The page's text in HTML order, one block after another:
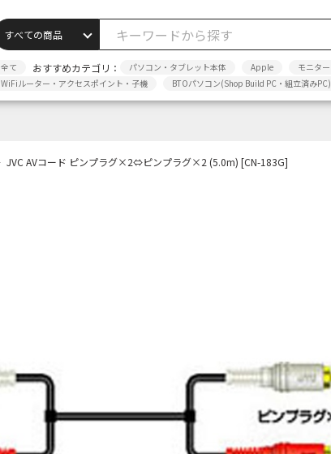
全て おすすめカテゴリ： パソコン・タブレット本体 Apple モニター
WiFiルーター・アクセスポイント・子機
BTOパソコン(Shop Build PC・組立済みPC)
JVC AVコード ピンプラグ×2⇔ピンプラグ×2 (5.0m) [CN-183G]